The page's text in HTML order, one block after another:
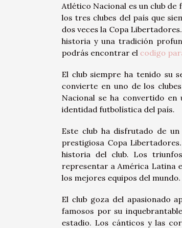
Atlético Nacional es un club de
los tres clubes del país que
dos veces la Copa
historia y una tradición
podrás encontrar el codigo
El club siempre ha tenido su
convierte en uno de los
Nacional se ha convertido
identidad futbolística del país.
Este club ha disfrutado de
prestigiosa Copa
historia del club. Los
representar a América Latina
los mejores equipos del mundo.
El club goza del apasionado
famosos por su
estadio. Los cánticos y las